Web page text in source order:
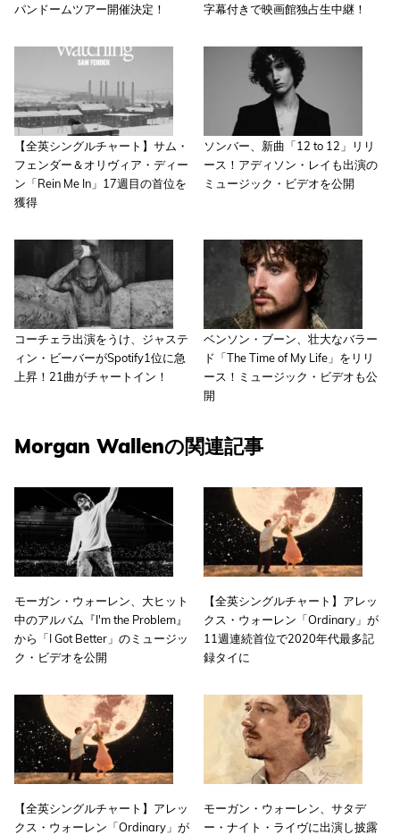
パンドームツアー開催決定！
字幕付きで映画館独占生中継！
【全英シングルチャート】サム・
フェンダー＆オリヴィア・ディー
ン「Rein Me In」17週目の首位を
獲得
ソンバー、新曲「12 to 12」リリ
ース！アディソン・レイも出演の
ミュージック・ビデオを公開
コーチェラ出演をうけ、ジャステ
ィン・ビーバーがSpotify1位に急
上昇！21曲がチャートイン！
ベンソン・ブーン、壮大なバラー
ド「The Time of My Life」をリリ
ース！ミュージック・ビデオも公
開
Morgan Wallenの関連記事
モーガン・ウォーレン、大ヒット
中のアルバム『I'm the Problem』
から「I Got Better」のミュージッ
ク・ビデオを公開
【全英シングルチャート】アレッ
クス・ウォーレン「Ordinary」が
11週連続首位で2020年代最多記
録タイに
【全英シングルチャート】アレッ
クス・ウォーレン「Ordinary」が
モーガン・ウォーレン、サタデ
ー・ナイト・ライヴに出演し披露